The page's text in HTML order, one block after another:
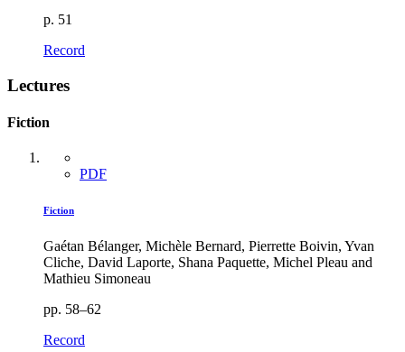
p. 51
Record
Lectures
Fiction
PDF
Fiction
Gaétan Bélanger, Michèle Bernard, Pierrette Boivin, Yvan
Cliche, David Laporte, Shana Paquette, Michel Pleau and
Mathieu Simoneau
pp. 58–62
Record